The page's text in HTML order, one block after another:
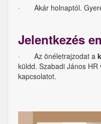
· Akár holnaptól.
Jelentkezés
· Az önéletrajzodat a
küldd. Szabadi János
kapcsolatot.